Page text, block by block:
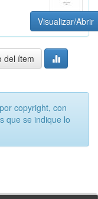
Visualizar/Abrir
del ítem
copyright, con
que se indique lo